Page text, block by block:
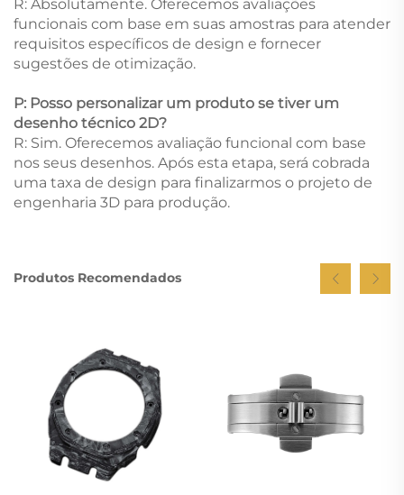
R: Absolutamente. Oferecemos avaliações
funcionais com base em suas amostras para atender
requisitos específicos de design e fornecer
sugestões de otimização.
P: Posso personalizar um produto se tiver um
desenho técnico 2D?
R: Sim. Oferecemos avaliação funcional com base
nos seus desenhos. Após esta etapa, será cobrada
uma taxa de design para finalizarmos o projeto de
engenharia 3D para produção.
Produtos Recomendados